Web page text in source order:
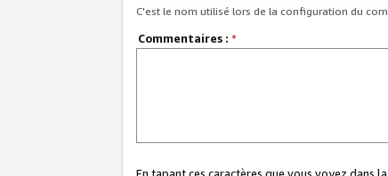
C'est le nom utilisé lors de la configuration du
Commentaires : *